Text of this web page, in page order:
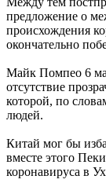
предложение о
происхождения
окончательно
Майк Помпео 6
отсутствие
которой, по
людей.
Китай мог бы
вместе этого
коронавируса в